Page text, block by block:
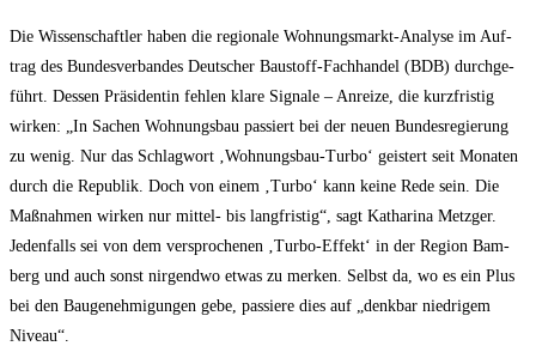
Die Wis­sen­schaft­ler haben die regio­na­le Woh­nungs­markt-Ana­ly­se im Auf­
trag des Bun­des­ver­ban­des Deut­scher Bau­stoff-Fach­han­del (BDB) durch­ge­
führt. Des­sen Prä­si­den­tin feh­len kla­re Signa­le – Anrei­ze, die kurz­fris­tig
wir­ken: „In Sachen Woh­nungs­bau pas­siert bei der neu­en Bun­des­re­gie­rung
zu wenig. Nur das Schlag­wort ‚Woh­nungs­bau-Tur­bo‘ geis­tert seit Mona­ten
durch die Repu­blik. Doch von einem ‚Tur­bo‘ kann kei­ne Rede sein. Die
Maß­nah­men wir­ken nur mit­tel- bis lang­fris­tig“, sagt Katha­ri­na Metz­ger.
Jeden­falls sei von dem ver­spro­che­nen ‚Tur­bo-Effekt‘ in der Regi­on Bam­
berg und auch sonst nir­gend­wo etwas zu mer­ken. Selbst da, wo es ein Plus
bei den Bau­ge­neh­mi­gun­gen gebe, pas­sie­re dies auf „denk­bar nied­ri­gem
Niveau“.